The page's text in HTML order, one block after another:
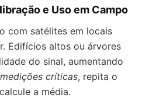
e Uso em Campo
com satélites em locais
Edifícios altos ou árvores
do sinal, aumentando
medições críticas, repita o
a média.